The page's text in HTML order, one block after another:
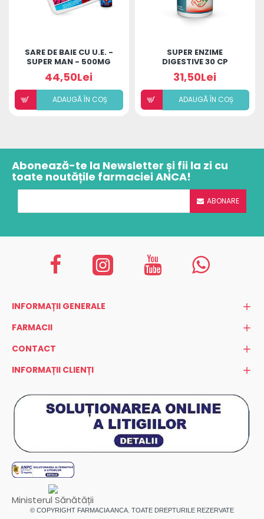
SARE DE BAIE CU U.E. -
SUPER MAN - 500MG
44,50Lei
ADAUGÃ ÎN COȘ
SUPER ENZIME
DIGESTIVE 30 CP
31,50Lei
ADAUGÃ ÎN COȘ
Abonează-te la Newsletter și fii la zi cu
toate noutățile farmaciei ANCA!
ABONARE
INFORMAȚII GENERALE
FARMACII
CONTACT
INFORMAȚII CLIENȚI
Ministerul Sănătății
© COPYRIGHT FARMACIA ANCA. TOATE DREPTURILE REZERVATE